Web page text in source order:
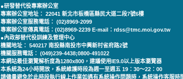
●研發替代役專案辦公室
專案辦公室地址： 22041 新北市板橋區縣民大道二段7號6樓
專案辦公室服務電話： (02)8969-2099
專案辦公室傳真電話：(02)8969-2239 E-mail：rdss@tmc.moi.gov.tw
●內政部替代役訓練及管理中心
機關地址： 540217 南投縣南投市中興新村省府路2號
機關服務電話： (049)239-4438;0800-491022
本網站最佳瀏覽解析度為1280x800，建議使用IE9.0以上版本瀏覽器
本系統為24小時開放，系統維護時段為週一至週五 19：30～22：00
請儘量避免於此時段執行線上作業如遇有系統操作問題時，系統操作客服時